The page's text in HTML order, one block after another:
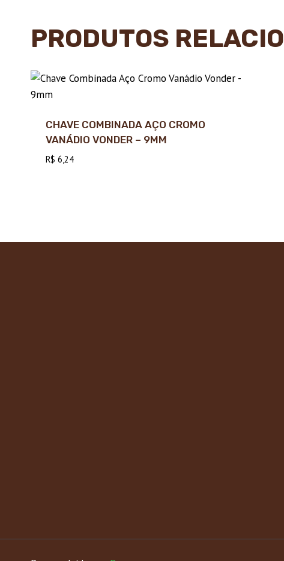
PRODUTOS
CHAVE COMBINADA AÇO CROMO
VANÁDIO VONDER – 9MM
R$ 6,24